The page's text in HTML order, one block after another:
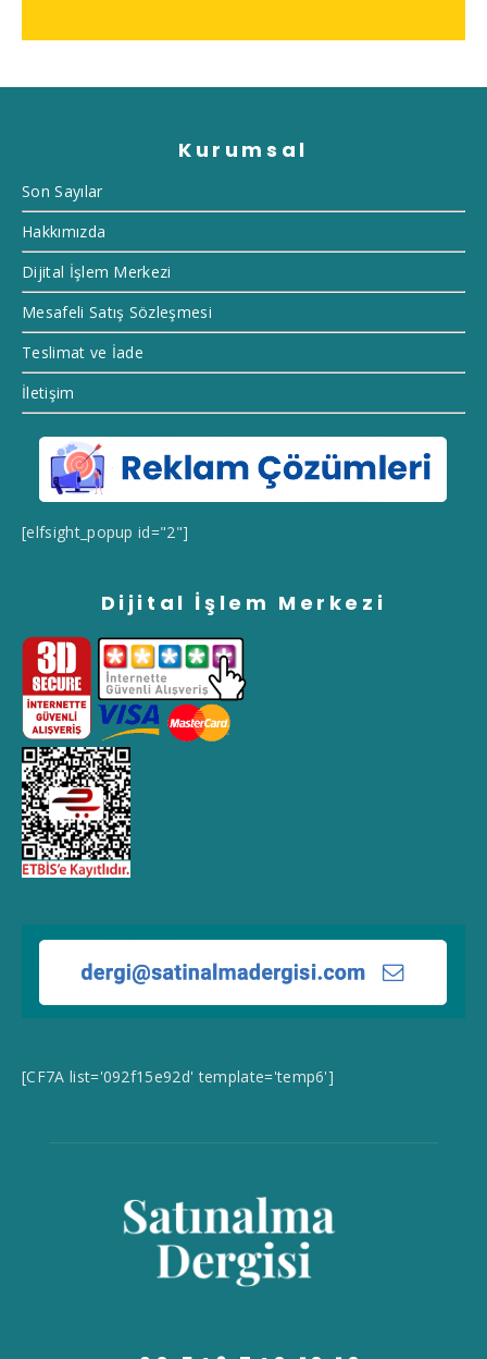
Kurumsal
Son Sayılar
Hakkımızda
Dijital İşlem Merkezi
Mesafeli Satış Sözleşmesi
Teslimat ve İade
İletişim
[elfsight_popup id="2"]
Dijital İşlem Merkezi
[CF7A list='092f15e92d' template='temp6']